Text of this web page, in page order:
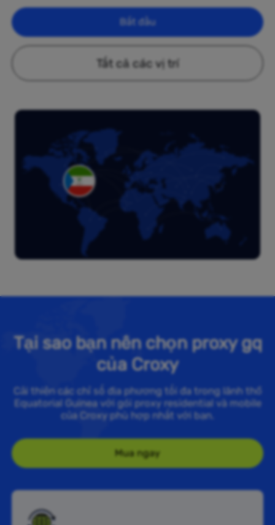
Bắt đầu
Tất cả các vị trí
Tại sao bạn nên chọn proxy gq
của Croxy
Cải thiện các chỉ số địa phương tối đa trong lãnh thổ
Equatorial Guinea với gói proxy residential và mobile
của Croxy phù hợp nhất với bạn.
Mua ngay